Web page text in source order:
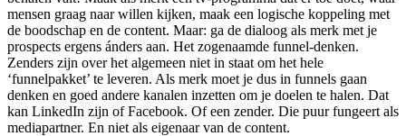
mensen graag naar willen kijken, maak een logische koppeling met
de boodschap en de content. Maar: ga de dialoog als merk met je
prospects ergens ánders aan. Het zogenaamde funnel-denken.
Zenders zijn over het algemeen niet in staat om het hele
‘funnelpakket’ te leveren. Als merk moet je dus in funnels gaan
denken en goed andere kanalen inzetten om je doelen te halen. Dat
kan LinkedIn zijn of Facebook. Of een zender. Die puur fungeert als
mediapartner. En niet als eigenaar van de content.